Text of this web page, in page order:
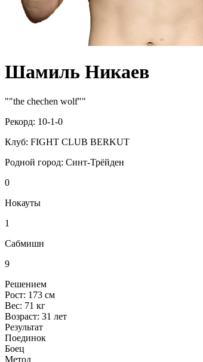
Шамиль Никаев
""the chechen wolf""
Рекорд: 10-1-0
Клуб: FIGHT CLUB BERKUT
Родной город: Синт-Трёйден
0
Нокауты
1
Сабмишн
9
Решением
Рост: 173 см
Вес: 71 кг
Возраст: 31 лет
Результат
Поединок
Боец
Метод